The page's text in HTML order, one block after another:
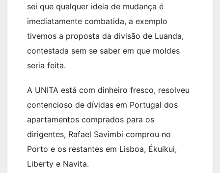
sei que qualquer ideia de mudança é
imediatamente combatida, a exemplo
tivemos a proposta da divisão de Luanda,
contestada sem se saber em que moldes
seria feita.
A UNITA está com dinheiro fresco, resolveu
contencioso de dívidas em Portugal dos
apartamentos comprados para os
dirigentes, Rafael Savimbi comprou no
Porto e os restantes em Lisboa, Ékuikui,
Liberty e Navita.